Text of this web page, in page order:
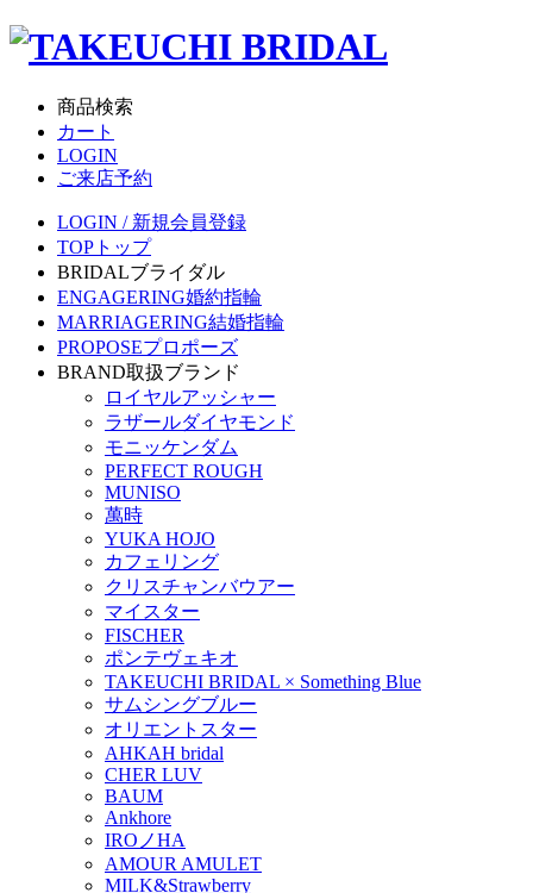
商品検索
カート
LOGIN
ご来店予約
LOGIN / 新規会員登録
TOP トップ
BRIDALブライダル
ENGAGERING婚約指輪
MARRIAGERING結婚指輪
PROPOSEプロポーズ
BRAND取扱ブランド
ロイヤルアッシャー
ラザールダイヤモンド
モニッケンダム
PERFECT ROUGH
MUNISO
萬時
YUKA HOJO
カフェリング
クリスチャンバウアー
マイスター
FISCHER
ポンテヴェキオ
TAKEUCHI BRIDAL × Something Blue
サムシングブルー
オリエントスター
AHKAH bridal
CHER LUV
BAUM
Ankhore
IROノHA
AMOUR AMULET
MILK&Strawberry